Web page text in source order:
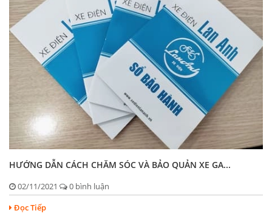
HƯỚNG DẪN CÁCH CHĂM SÓC VÀ BẢO QUẢN XE GA...
02/11/2021
0 bình luận
Đọc Tiếp